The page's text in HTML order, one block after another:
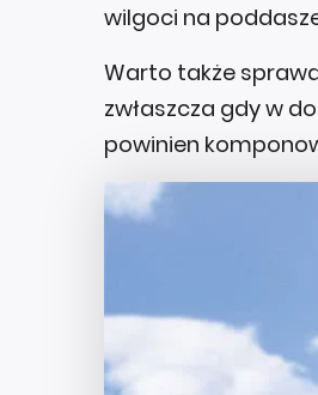
wilgoci na
Warto także
zwłaszcza gdy w
powinien